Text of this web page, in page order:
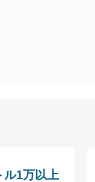
ザーアカウント制御
。
ル1万以上